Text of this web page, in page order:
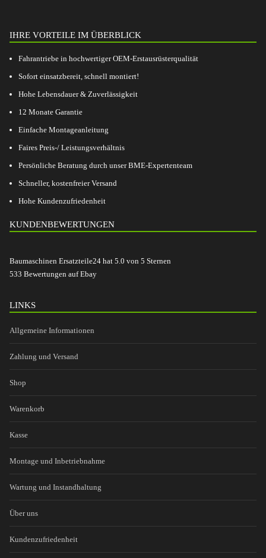
IHRE VORTEILE IM ÜBERBLICK
Fahrantriebe in hochwertiger OEM-Erstausrüsterqualität
Sofort einsatzbereit, schnell montiert!
Hohe Lebensdauer & Zuverlässigkeit
12 Monate Garantie
Einfache Montageanleitung
Faires Preis-/ Leistungsverhältnis
Persönliche Beratung durch unser BME-Expertenteam
Schneller, kostenfreier Versand
Hohe Kundenzufriedenheit
KUNDENBEWERTUNGEN
Baumaschinen Ersatzteile24 hat 5.0 von 5 Sternen
533 Bewertungen auf Ebay
LINKS
Allgemeine Informationen
Zahlung und Versand
Shop
Warenkorb
Kasse
Montage und Inbetriebnahme
Wartung und Instandhaltung
Über uns
Kundenzufriedenheit